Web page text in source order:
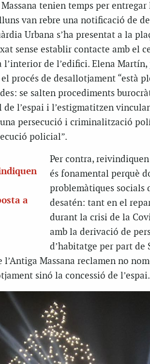
tenien temps per entregar
van rebre una notificació de
Urbana s’ha presentat a la
sense establir contacte amb el
de l’edifici. Elena Martín,
procés de desallotjament “està
se salten procediments
de l’espai i l’estigmatitzen
persecució i criminalització
policial”.
a
Per contra,
és fonamental perquè
problemàtiques socials
desatén: tant en el
durant la crisi de la
amb la derivació de
d’habitatge per part de
l’Antiga Massana reclamen no
sinó la concessió de l’espai.